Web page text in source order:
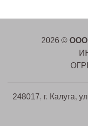
2026 © ООО
248017, г. Калуга,